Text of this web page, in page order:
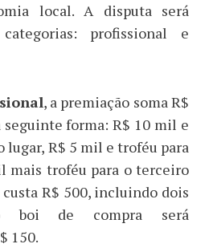
local. A disputa será
profissional e
, a premiação soma R$
forma: R$ 10 mil e
R$ 5 mil e troféu para
mais troféu para o terceiro
R$ 500, incluindo dois
boi de compra será
150.